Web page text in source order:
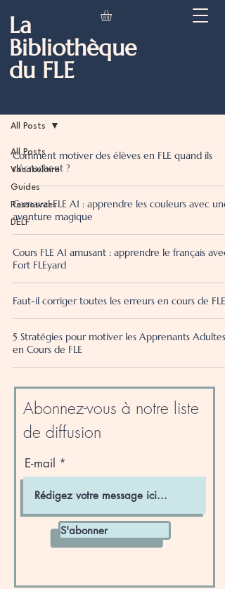
La
Bibliothèque
du FLE
All Posts
Vocabulaire
Guides
Ressources
DELF
All Posts
Comment motiver des élèves en FLE quand ils
décrochent ?
Carnaval FLE A1 : apprendre les couleurs avec une
aventure magique
Cours FLE A1 amusant : apprendre le français avec
Fort FLEyard
Faut-il corriger toutes les erreurs en cours de FLE
5 Stratégies pour motiver les Apprenants Adultes
en Cours de FLE
Abonnez-vous à notre liste
de diffusion
E-mail
S'abonner